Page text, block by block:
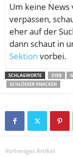
Um keine News
verpassen,
eher auf der
dann schaut in
Sektion vorbei.
SCHLAGWORTE DIEB
SCHLÖSSER KNACKEN
Vorheriger Artikel